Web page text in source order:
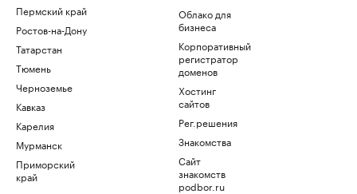
Пермский край
Ростов-на-Дону
Татарстан
Тюмень
Черноземье
Кавказ
Карелия
Мурманск
Приморский
край
Облако для
бизнеса
Корпоративный
регистратор
доменов
Хостинг
сайтов
Рег.решения
Знакомства
Сайт
знакомств
podbor.ru